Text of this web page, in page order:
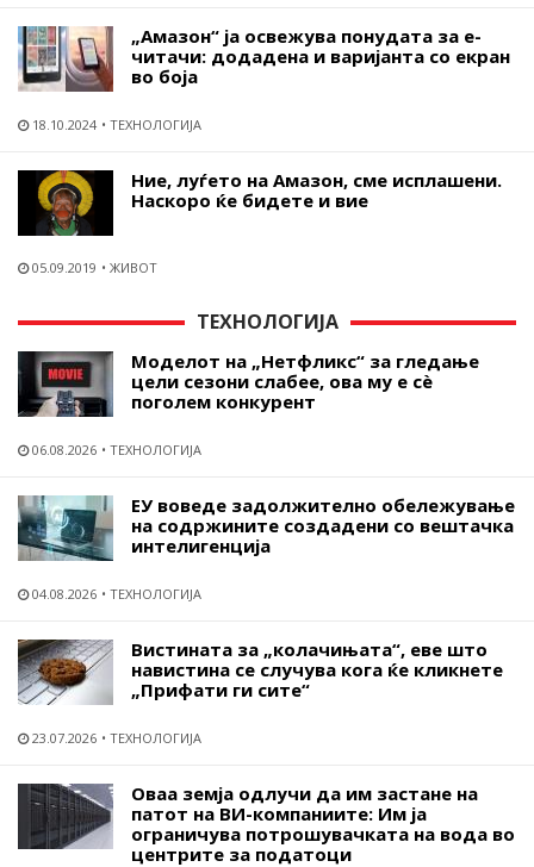
„Амазон“ ја освежува понудата за е-
читачи: додадена и варијанта со екран
во боја
18.10.2024 ТЕХНОЛОГИЈА
Ние, луѓето на Амазон, сме исплашени.
Наскоро ќе бидете и вие
05.09.2019 ЖИВОТ
ТЕХНОЛОГИЈА
Моделот на „Нетфликс“ за гледање
цели сезони слабее, ова му е сѐ
поголем конкурент
06.08.2026 ТЕХНОЛОГИЈА
ЕУ воведе задолжително обележување
на содржините создадени со вештачка
интелигенција
04.08.2026 ТЕХНОЛОГИЈА
Вистината за „колачињата“, еве што
навистина се случува кога ќе кликнете
„Прифати ги сите“
23.07.2026 ТЕХНОЛОГИЈА
Оваа земја одлучи да им застане на
патот на ВИ-компаниите: Им ја
ограничува потрошувачката на вода во
центрите за податоци